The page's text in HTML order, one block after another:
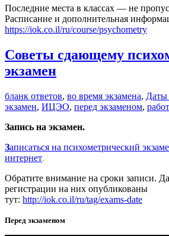
Последние места в классах — не
Расписание и дополнительная
https://iok.co.il/ru/course/psychometry
Советы сдающему
экзамен
бланк ответов, во время экзамена, Даты
экзамен, ИЦЭО, перед экзаменом,
Запись на экзамен.
Записаться на психометрический
интернет
Обратите внимание на сроки записи.
регистрации на них опубликованы
тут: http://iok.co.il/ru/tag/exams-date
Перед экзаменом